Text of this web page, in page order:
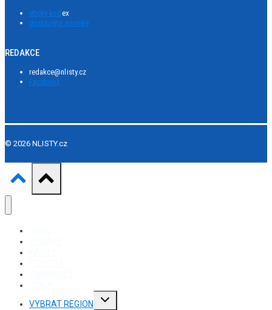
etický kod ex
dostávejte novinky
REDAKCE
redakce@nlisty.cz
Facebook
© 2026 NLISTY.cz
VYBRAT REGION
Toggle